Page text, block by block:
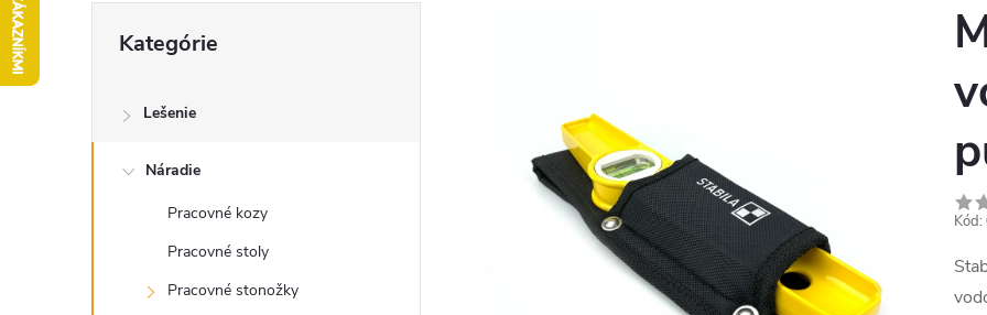
č
kategórie
Kategórie
Lešenie
Náradie
Pracovné kozy
Pracovné stoly
Pracovné stonožky
Kód: